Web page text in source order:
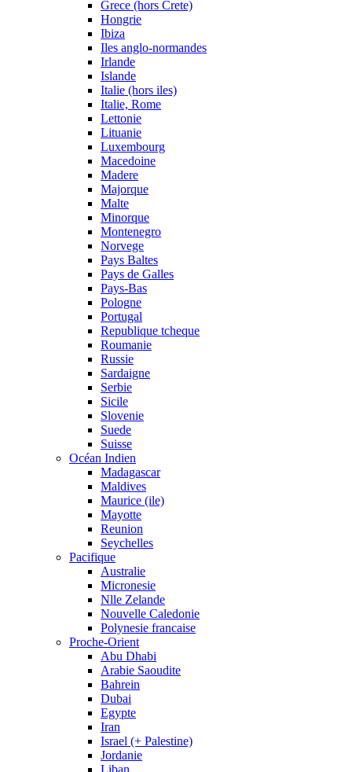
Grece (hors Crete)
Hongrie
Ibiza
Iles anglo-normandes
Irlande
Islande
Italie (hors iles)
Italie, Rome
Lettonie
Lituanie
Luxembourg
Macedoine
Madere
Majorque
Malte
Minorque
Montenegro
Norvege
Pays Baltes
Pays de Galles
Pays-Bas
Pologne
Portugal
Republique tcheque
Roumanie
Russie
Sardaigne
Serbie
Sicile
Slovenie
Suede
Suisse
Océan Indien
Madagascar
Maldives
Maurice (ile)
Mayotte
Reunion
Seychelles
Pacifique
Australie
Micronesie
Nlle Zelande
Nouvelle Caledonie
Polynesie francaise
Proche-Orient
Abu Dhabi
Arabie Saoudite
Bahrein
Dubai
Egypte
Iran
Israel (+ Palestine)
Jordanie
Liban